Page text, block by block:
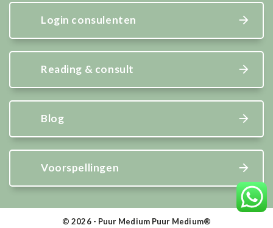
Login consulenten
Reading & consult
Blog
Voorspellingen
© 2026 - Puur Medium Puur Medium®